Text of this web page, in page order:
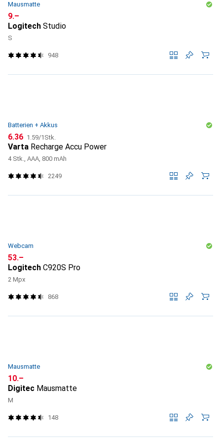
Mausmatte
CHF
9.–
Logitech Studio
S
948
Batterien + Akkus
CHF
6.36 CHF
1.59/1Stk.
Varta Recharge Accu Power
4 Stk., AAA, 800 mAh
2249
Webcam
CHF
53.–
Logitech C920S Pro
2 Mpx
868
Mausmatte
CHF
10.–
Digitec Mausmatte
M
148